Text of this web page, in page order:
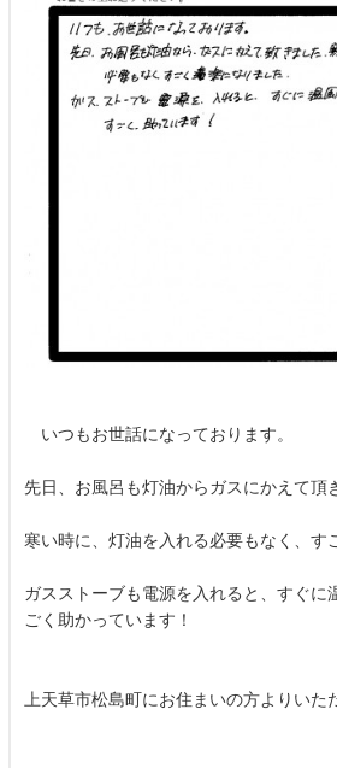
いつもお世話になっております。
先日、お風呂も灯油からガスにかえて頂
寒い時に、灯油を入れる必要もなく、す
ガスストーブも電源を入れると、すぐに
ごく助かっています！
上天草市松島町にお住まいの方よりいた